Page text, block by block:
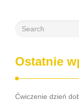
Ostatnie
Ćwiczenie dzień